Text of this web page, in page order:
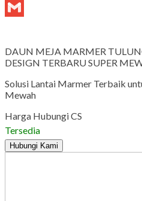
Tumblr
DAUN MEJA MARMER
DESIGN TERBARU SUPER
Solusi Lantai Marmer Terbaik
Mewah
Harga Hubungi CS
Tersedia
Hubungi Kami